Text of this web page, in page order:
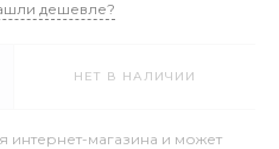
дешевле?
НЕТ В НАЛИЧИИ
интернет-магазина и может